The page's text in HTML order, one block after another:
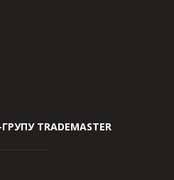
TRADEMASTER